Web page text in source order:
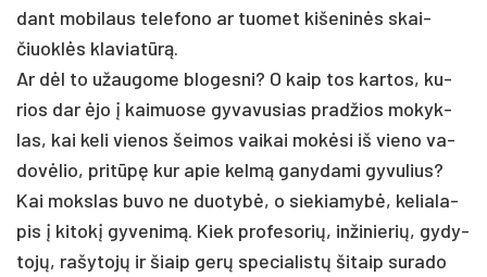
dant mo­bi­laus te­le­fo­no ar tuo­met ki­še­ninės skai­
čiuoklės kla­viatūrą.
Ar dėl to užau­go­me blo­ges­ni? O kaip tos kar­tos, ku­
rios dar ėjo į kai­muo­se gy­va­vu­sias pra­džios mo­kyk­
las, kai ke­li vie­nos šei­mos vai­kai mokė­si iš vie­no va­
dovė­lio, pri­tūpę kur apie kelmą ga­ny­da­mi gy­vu­lius?
Kai moks­las bu­vo ne duo­tybė, o sie­kia­mybė, ke­lia­la­
pis į ki­tokį gy­ve­nimą. Kiek pro­fe­so­rių, in­ži­nie­rių, gy­dy­
tojų, ra­šy­tojų ir šiaip gerų spe­cia­listų ši­taip su­ra­do